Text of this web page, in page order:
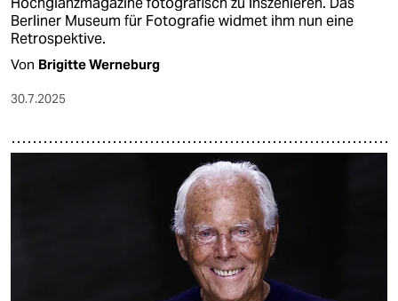
Berliner Museum für Fotografie widmet ihm nun eine
Retrospektive.
Von Brigitte Werneburg
30.7.2025